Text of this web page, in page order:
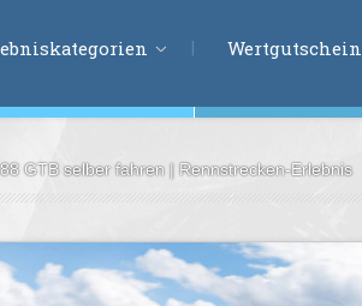
&Gleiten
&
Action
Sport &
Fitness
Wertgutschein
GTB selber fahren | Rennstrecken-Erlebnis